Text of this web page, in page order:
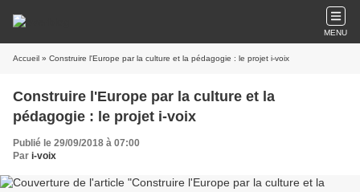
MENU
Accueil » Construire l'Europe par la culture et la pédagogie : le projet i-voix
Construire l'Europe par la culture et la
pédagogie : le projet i-voix
Publié le 29/09/2018 à 07:00
Par i-voix